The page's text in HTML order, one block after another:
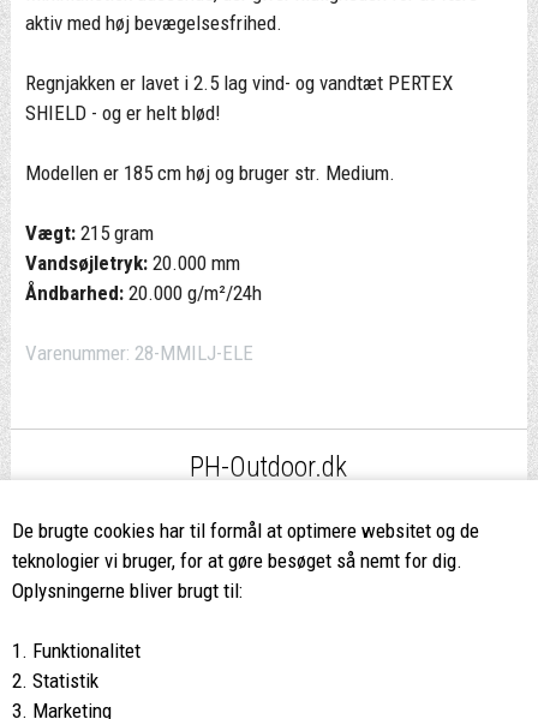
De brugte cookies har til formål at optimere websitet og de
teknologier vi bruger, for at gøre besøget så nemt for dig.
Oplysningerne bliver brugt til:
1. Funktionalitet
2. Statistik
3. Marketing
aktiv med høj bevægelsesfrihed.
Regnjakken er lavet i 2.5 lag vind- og vandtæt PERTEX
SHIELD - og er helt blød!
Modellen er 185 cm høj og bruger str. Medium.
Vægt:215 gram
Vandsøjletryk: 20.000 mm
Åndbarhed: 20.000 g/m²/24h
Varenummer: 28-MMILJ-ELE
PH-Outdoor.dk
ved køb over 499,-*
8662 2113